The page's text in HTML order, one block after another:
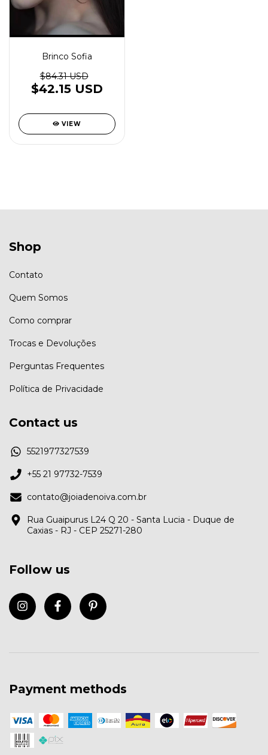
Brinco Sofia
$84.31 USD
$42.15 USD
VIEW
Shop
Contato
Quem Somos
Como comprar
Trocas e Devoluções
Perguntas Frequentes
Política de Privacidade
Contact us
5521977327539
+55 21 97732-7539
contato@joiadenoiva.com.br
Rua Guaipurus L24 Q 20 - Santa Lucia - Duque de
Caxias - RJ - CEP 25271-280
Follow us
Payment methods